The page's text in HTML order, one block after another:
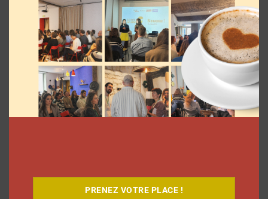
articles
Découvrez notre documentaire
PRENEZ VOTRE PLACE !